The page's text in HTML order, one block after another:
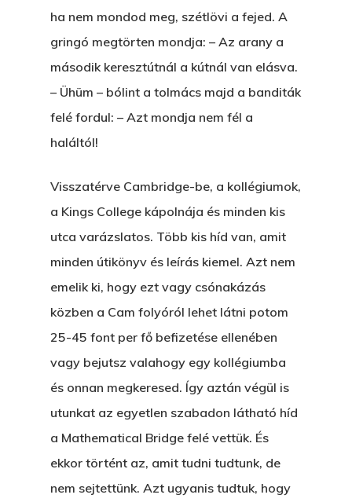
ha nem mondod meg, szétlövi a fejed. A
gringó megtörten mondja: – Az arany a
második keresztútnál a kútnál van elásva.
– Ühüm – bólint a tolmács majd a banditák
felé fordul: – Azt mondja nem fél a
haláltól!
Visszatérve Cambridge-be, a kollégiumok,
a Kings College kápolnája és minden kis
utca varázslatos. Több kis híd van, amit
minden útikönyv és leírás kiemel. Azt nem
emelik ki, hogy ezt vagy csónakázás
közben a Cam folyóról lehet látni potom
25-45 font per fő befizetése ellenében
vagy bejutsz valahogy egy kollégiumba
és onnan megkeresed. Így aztán végül is
utunkat az egyetlen szabadon látható híd
a Mathematical Bridge felé vettük. És
ekkor történt az, amit tudni tudtunk, de
nem sejtettünk. Azt ugyanis tudtuk, hogy